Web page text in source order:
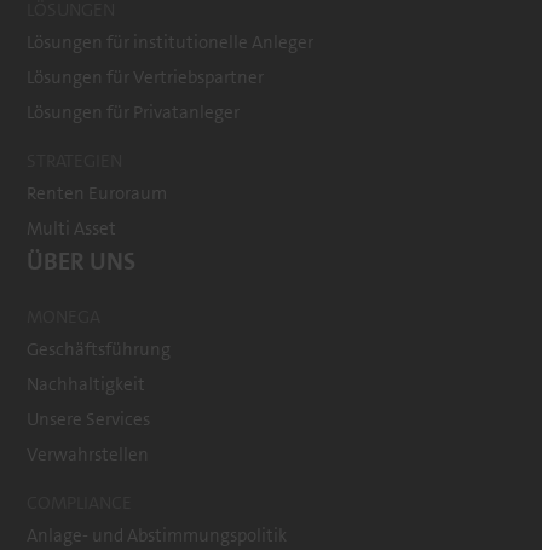
Lösungen für institutionelle Anleger
Lösungen für Vertriebspartner
Lösungen für Privatanleger
Renten Euroraum
Multi Asset
ÜBER UNS
Geschäftsführung
Nachhaltigkeit
Unsere Services
Verwahrstellen
Anlage- und Abstimmungspolitik